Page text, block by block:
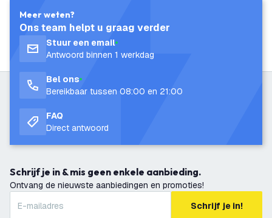
Meer weten?
Ons team helpt u graag verder
Stuur een email
Antwoord binnen 1 werkdag
Bel ons
Bereikbaar tussen 08:00 en 21:00
FAQ
Direct antwoord
Schrijf je in & mis geen enkele aanbieding.
Ontvang de nieuwste aanbiedingen en promoties!
Schrijf je in!